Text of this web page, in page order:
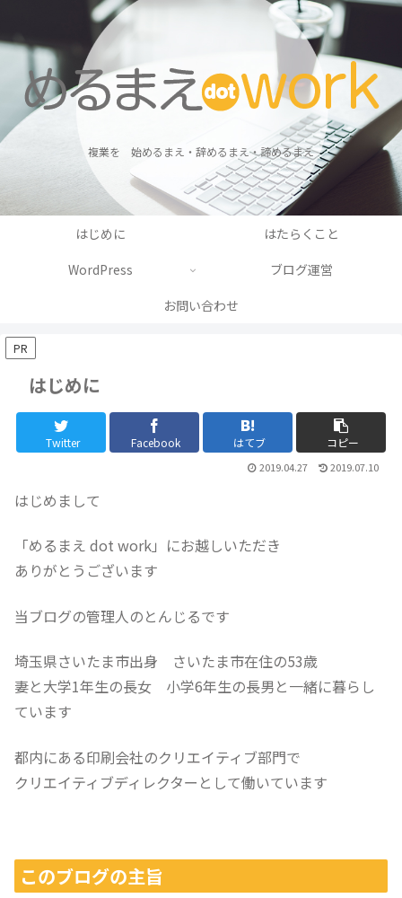
複業を 始めるまえ・辞めるまえ・諦めるまえ
はじめに
はたらくこと
WordPress
ブログ運営
お問い合わせ
PR
はじめに
Twitter Facebook はてブ コピー
2019.04.27 2019.07.10
はじめまして
「めるまえ dot work」にお越しいただき
ありがとうございます
当ブログの管理人のとんじるです
埼玉県さいたま市出身 さいたま市在住の53歳
妻と大学1年生の長女 小学6年生の長男と一緒に暮らし
ています
都内にある印刷会社のクリエイティブ部門で
クリエイティブディレクターとして働いています
このブログの主旨